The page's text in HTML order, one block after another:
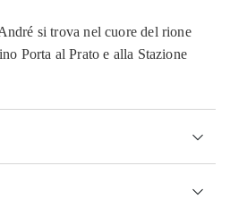
si trova nel cuore del rione
Porta al Prato e alla Stazione